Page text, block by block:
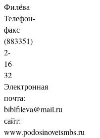
Филёва
Телефон-
факс
(883351)
2-
16-
32
Электронная
почта:
biblfileva@mail.ru
сайт:
www.podosinovetsmbs.ru